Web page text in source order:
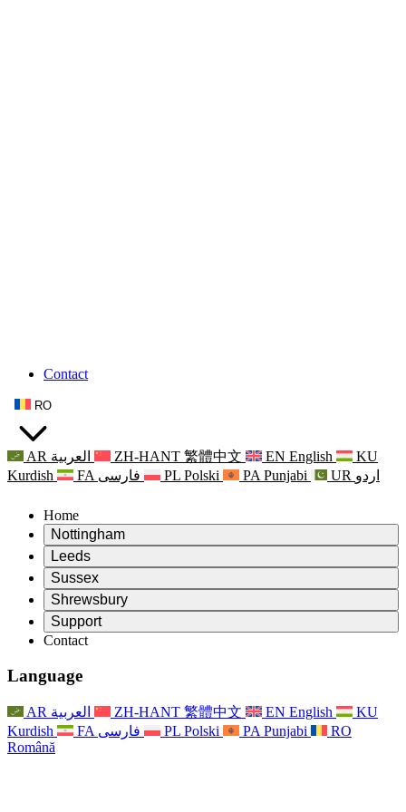
Contact
RO
AR العربية ZH-HANT 繁體中文 EN English
KU
Kurdish
FA فارسی PL Polski PA Punjabi UR اردو
Home
Nottingham
Review
Președintele revizuirii
Echipa independentă de evaluare
Termeni de referință
Raportul final al evaluării independente
Întrebări frecvente
Procesul de feedback al familiei
Buletine informative
Renunțare
Evenimente
Leeds
Review
Președintele revizuirii
Echipa independentă de evaluare
Termeni de referință
Contact
Sprijin psihologic pentru familii
Actualizări pentru familii
Evenimente
For Staff
Sprijin pentru personal
Vocile personalului
Sussex
Review
Președintele revizuirii
Echipa independentă de evaluare
Termeni de referință
For Families
Actualizări pentru familii
Evenimente
For Staff
Shrewsbury
Review
Termeni de referință pentru revizuirea maternității
Raportul final al evaluării independente
Primul raport al evaluării independente
For Families
Actualizări
Support
Leeds
Nottingham
Serviciul de asistență psihologică familială
Sprijin în caz de criză în domeniul sănătății mintale
Servicii regionale Nottingham
National
Sepsis Charities
Contact
Language
AR العربية ZH-HANT 繁體中文 EN English
KU
Kurdish
FA فارسی PL Polski PA Punjabi
RO
Română